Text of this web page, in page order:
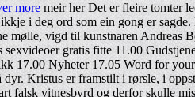
more meir her Det er fleire tomter
i deg ord som ein gong er
mølle, vigd til kunstnaren
gratis fitte 11.00
17.00 Nyheter 17.05 Word for
Kristus er framstilt i rørsle, i
vitnesbyrd og derfor skulle